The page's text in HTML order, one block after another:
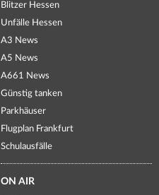
Blitzer Hessen
Unfälle Hessen
A3 News
A5 News
A661 News
Günstig tanken
Parkhäuser
Flugplan Frankfurt
Schulausfälle
ON AIR